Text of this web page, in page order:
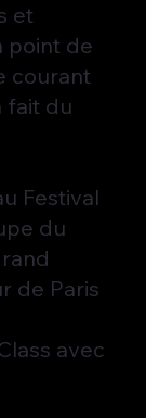
et
point de
courant
fait du
Festival
du
de Paris
avec